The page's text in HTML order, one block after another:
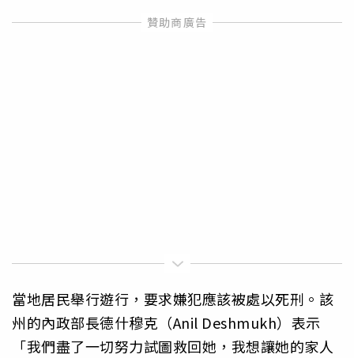
當地居民舉行遊行，要求嫌犯應該被處以死刑。該
州的內政部長德什穆克（Anil Deshmukh）表示
「我們盡了一切努力試圖救回她，我想讓她的家人